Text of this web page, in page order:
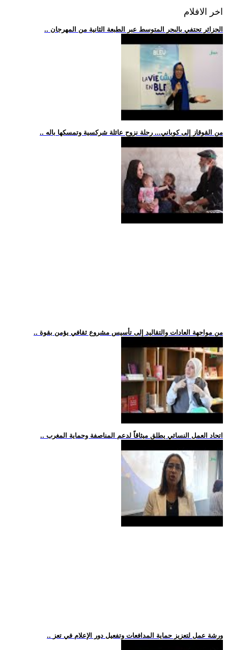
اخر الافلام
.. الجزائر تحتفي بالبحر المتوسط عبر الطبعة الثانية من المهرجان
.. من القوقاز إلى كوباني... رحلة نزوح عائلة شركسية وتمسكها باله
.. من مواجهة العادات والتقاليد إلى تأسيس مشروع ثقافي يؤمن بقوة
.. اتحاد العمل النسائي يطلق ميثاقاً لدعم المناصفة وحماية المغرب
.. ورشة عمل لتعزيز حماية المدافعات وتفعيل دور الإعلام في تعز